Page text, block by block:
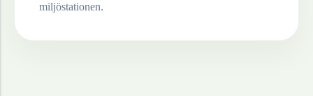
miljöstationen.